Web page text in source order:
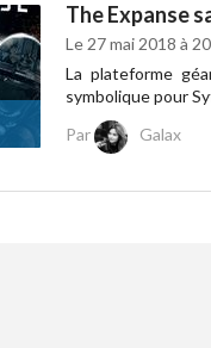
The Expanse
Le 27 mai 2018 à
La plateforme
symbolique pour
Par
Galax